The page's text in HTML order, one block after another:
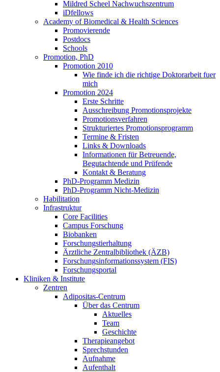
Mildred Scheel Nachwuchszentrum
iDfellows
Academy of Biomedical & Health Sciences
Promovierende
Postdocs
Schools
Promotion, PhD
Promotion 2010
Wie finde ich die richtige Doktorarbeit fuer
mich
Promotion 2024
Erste Schritte
Ausschreibung Promotionsprojekte
Promotionsverfahren
Strukturiertes Promotionsprogramm
Termine & Fristen
Links & Downloads
Informationen für Betreuende,
Begutachtende und Prüfende
Kontakt & Beratung
PhD-Programm Medizin
PhD-Programm Nicht-Medizin
Habilitation
Infrastruktur
Core Facilities
Campus Forschung
Biobanken
Forschungstierhaltung
Ärztliche Zentralbibliothek (ÄZB)
Forschungsinformationssystem (FIS)
Forschungsportal
Kliniken & Institute
Zentren
Adipositas-Centrum
Über das Centrum
Aktuelles
Team
Geschichte
Therapieangebot
Sprechstunden
Aufnahme
Aufenthalt